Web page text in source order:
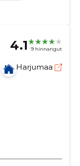
4.1 9 hinnangut
Harjumaa